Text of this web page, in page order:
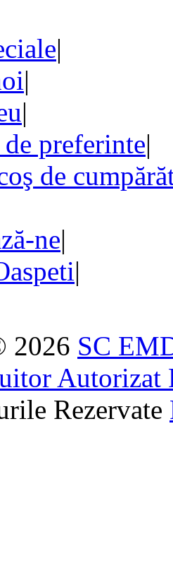
|
|
|
preferinte|
de
ne|
|
2026 SC
Autorizat
Rezervate